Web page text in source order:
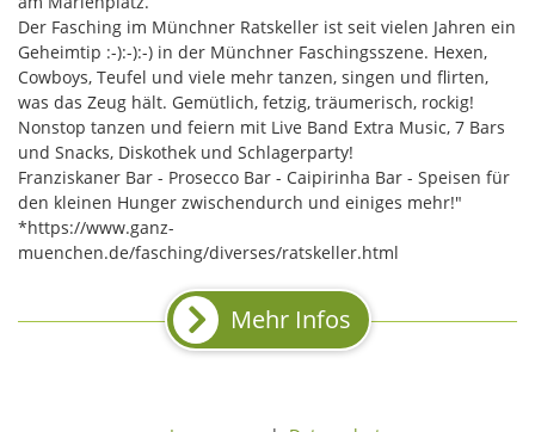
Der Fasching im Münchner Ratskeller ist seit vielen Jahren ein
Geheimtip :-):-):-) in der Münchner Faschingsszene. Hexen,
Cowboys, Teufel und viele mehr tanzen, singen und flirten,
was das Zeug hält. Gemütlich, fetzig, träumerisch, rockig!
Nonstop tanzen und feiern mit Live Band Extra Music, 7 Bars
und Snacks, Diskothek und Schlagerparty!
Franziskaner Bar - Prosecco Bar - Caipirinha Bar - Speisen für
den kleinen Hunger zwischendurch und einiges mehr!"
*https://www.ganz-
muenchen.de/fasching/diverses/ratskeller.html
Mehr Infos